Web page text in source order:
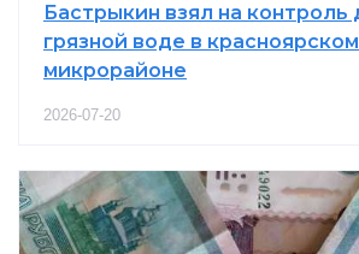
Бастрыкин взял на контроль
грязной воде в красноярском
микрорайоне
2026-07-20